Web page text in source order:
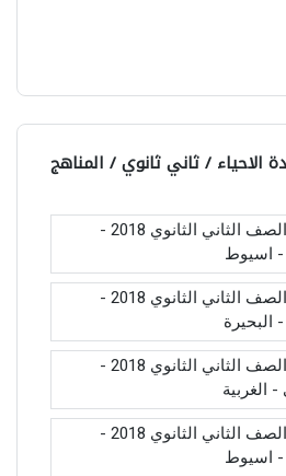
الاحياء / ثاني ثانوي / المناهج
اسئلة اختبار الاحياء الصف الثاني الثانوي 2018 -
- اسيوط
اسئلة اختبار الاحياء الصف الثاني الثانوي 2018 -
البحيرة
اسئلة اختبار الاحياء الصف الثاني الثانوي 2018 -
الغربية
اسئلة اختبار الاحياء الصف الثاني الثانوي 2018 -
- اسيوط